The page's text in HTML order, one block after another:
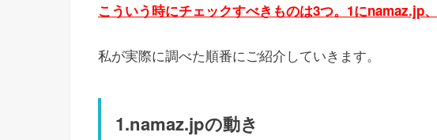
こういう時にチェックすべきものは3つ。1にnamaz.jp
私が実際に調べた順番にご紹介していきます。
1.namaz.jpの動き